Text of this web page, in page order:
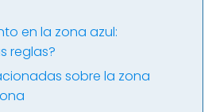
en la zona azul:
reglas?
sobre la zona